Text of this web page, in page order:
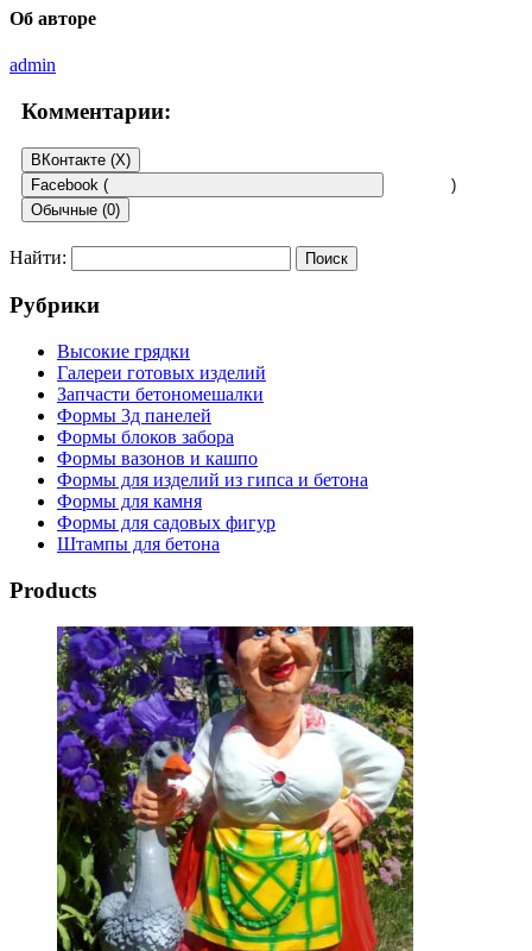
Об авторе
admin
Комментарии:
ВКонтакте (X)
Facebook (
)
Обычные (0)
помечены*
Комментарий*
Имя*
Email*
Найти:
Рубрики
Высокие грядки
Галереи готовых изделий
Запчасти бетономешалки
Формы 3д панелей
Формы блоков забора
Формы вазонов и кашпо
Формы для изделий из гипса и бетона
Формы для камня
Формы для садовых фигур
Штампы для бетона
Products